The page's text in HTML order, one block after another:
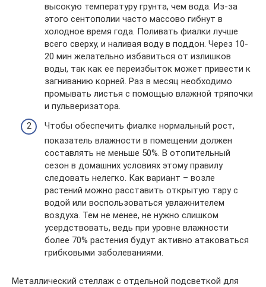
высокую температуру грунта, чем вода. Из-за
этого сентополии часто массово гибнут в
холодное время года. Поливать фиалки лучше
всего сверху, и наливая воду в поддон. Через 10-
20 мин желательно избавиться от излишков
воды, так как ее переизбыток может привести к
загниванию корней. Раз в месяц необходимо
промывать листья с помощью влажной тряпочки
и пульверизатора.
Чтобы обеспечить фиалке нормальный рост,
показатель влажности в помещении должен
составлять не меньше 50%. В отопительный
сезон в домашних условиях этому правилу
следовать нелегко. Как вариант – возле
растений можно расставить открытую тару с
водой или воспользоваться увлажнителем
воздуха. Тем не менее, не нужно слишком
усердствовать, ведь при уровне влажности
более 70% растения будут активно атаковаться
грибковыми заболеваниями.
Металлический стеллаж с отдельной подсветкой для